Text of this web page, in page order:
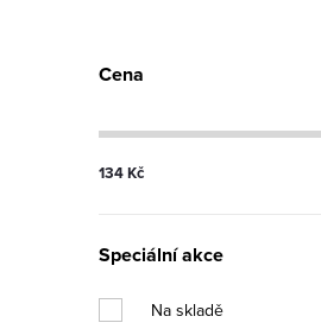
Cena
134Kč
Speciální akce
Na skladě